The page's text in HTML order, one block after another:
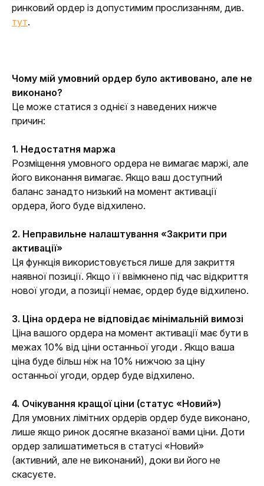
ринковий ордер із допустимим прослизанням, див.
тут.
Чому мій умовний ордер було активовано, але не
виконано?
Це може статися з однієї з наведених нижче
причин:
1. Недостатня маржа
Розміщення умовного ордера не вимагає маржі, але
його виконання вимагає. Якщо ваш доступний
баланс занадто низький на момент активації
ордера, його буде відхилено.
2. Неправильне налаштування «Закрити при
активації»
Ця функція використовується лише для закриття
наявної позиції. Якщо її ввімкнено під час відкриття
нової угоди, а позиції немає, ордер буде відхилено.
3. Ціна ордера не відповідає мінімальній вимозі
Ціна вашого ордера на момент активації має бути в
межах 10% від ціни останньої угоди . Якщо ваша
ціна буде більш ніж на 10% нижчою за ціну
останньої угоди, ордер буде відхилено.
4. Очікування кращої ціни (статус «Новий»)
Для умовних лімітних ордерів ордер буде виконано,
лише якщо ринок досягне вказаної вами ціни. Доти
ордер залишатиметься в статусі «Новий»
(активний, але не виконаний), доки ви його не
скасуєте.